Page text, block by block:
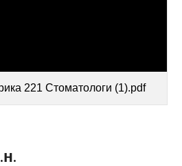
221 Стоматологи (1).pdf